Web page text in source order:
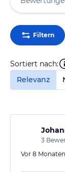
Filtern
Sortiert nach:
Relevanz
3
Vor 8